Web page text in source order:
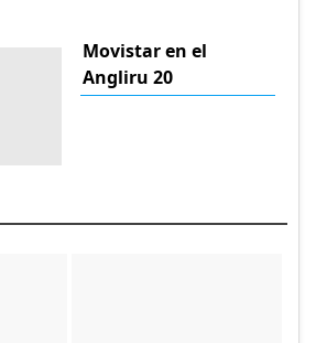
Movistar en el
Angliru 20